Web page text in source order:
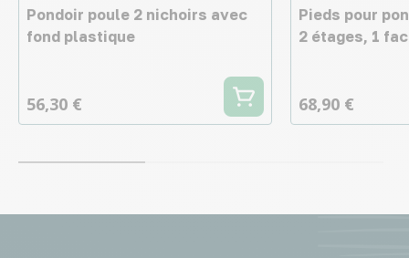
Pondoir poule 2 nichoirs avec
fond plastique
56,30 €
Pieds pour
2 étages, 1
68,90 €